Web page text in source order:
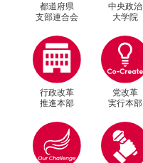
都道府県
支部連合会
中央政治
大学院
行政改革
推進本部
党改革
実行本部